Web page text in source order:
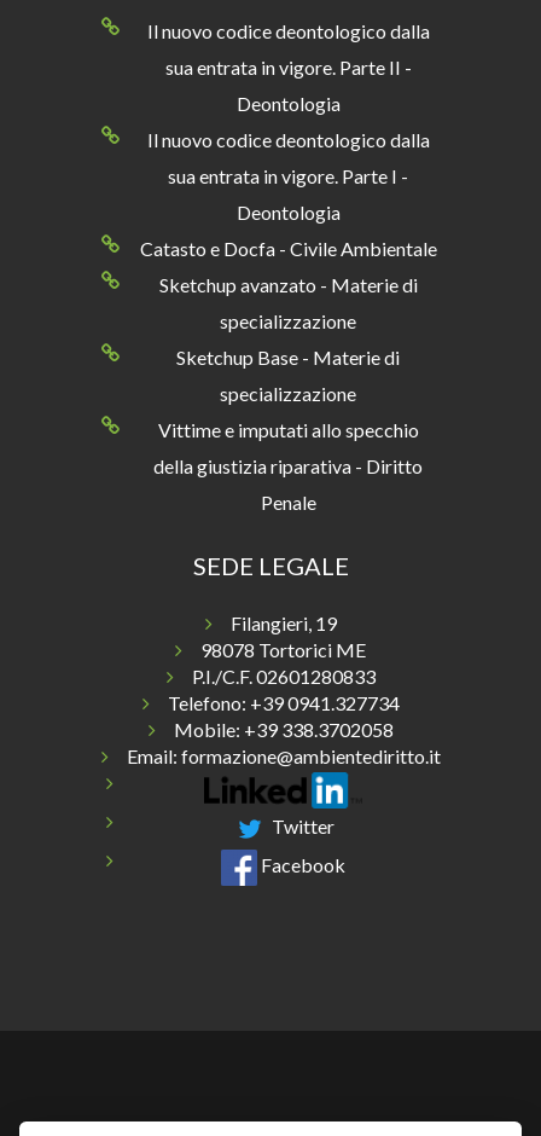
Il nuovo codice deontologico dalla
sua entrata in vigore. Parte II -
Deontologia
Il nuovo codice deontologico dalla
sua entrata in vigore. Parte I -
Deontologia
Catasto e Docfa - Civile Ambientale
Sketchup avanzato - Materie di
specializzazione
Sketchup Base - Materie di
specializzazione
Vittime e imputati allo specchio
della giustizia riparativa - Diritto
Penale
SEDE LEGALE
Filangieri, 19
98078 Tortorici ME
P.I./C.F. 02601280833
Telefono: +39 0941.327734
Mobile: +39 338.3702058
Email: formazione@ambientediritto.it
Twitter
Facebook